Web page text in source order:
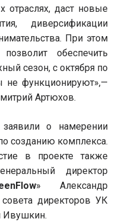
даст новые
диверсификации
При этом
обеспечить
сезон, с октября по
не функционируют»,—
Артюхов.
заявили о намерении
созданию комплекса.
в проекте также
директор
» Александр
директоров УК
Ивушкин.